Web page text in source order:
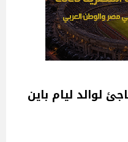
لوالد ليام باين